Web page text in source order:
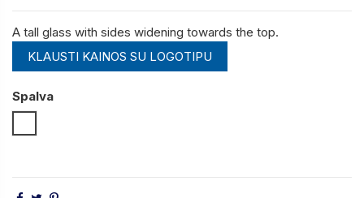
A tall glass with sides widening towards the top.
KLAUSTI KAINOS SU LOGOTIPU
Spalva